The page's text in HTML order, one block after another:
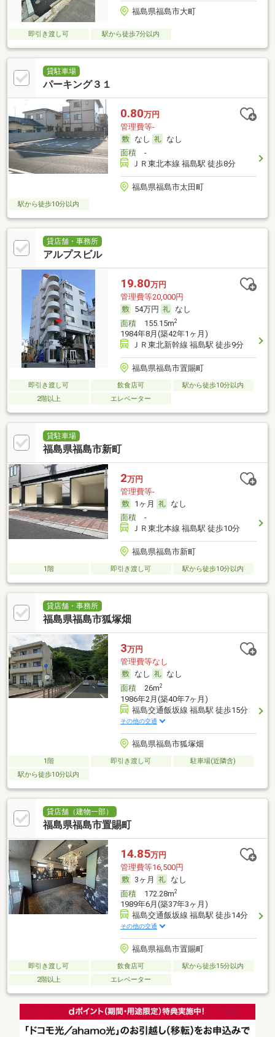
福島県福島市大町
即引き渡し可 駅から徒歩7分以内
貸駐車場
パーキング３１
0.80万円
管理費等-
なし
なし
面積-
ＪＲ東北本線 福島駅 徒歩8分
福島県福島市太田町
駅から徒歩10分以内
貸店舗・事務所
アルプスビル
19.80万円
管理費等20,000円
54万円
なし
面積155.15m2
1984年8月(築42年1ヶ月)
ＪＲ東北新幹線 福島駅 徒歩9分
福島県福島市置賜町
即引き渡し可 飲食店可
駅から徒歩10分以内
2階以上
エレベーター
貸駐車場
福島県福島市新町
2万円
管理費等-
1ヶ月
なし
面積-
ＪＲ東北本線 福島駅 徒歩10分
福島県福島市新町
1階 即引き渡し可 駅から徒歩10分以内
貸店舗・事務所
福島県福島市狐塚畑
3万円
管理費等なし
なし
なし
面積26m2
1986年2月(築40年7ヶ月)
福島交通飯坂線 福島駅 徒歩15分
その他の交通
福島県福島市狐塚畑
1階 即引き渡し可
駐車場(近隣含)
駅から徒歩10分以内
貸店舗（建物一部）
福島県福島市置賜町
14.85万円
管理費等16,500円
3ヶ月
なし
面積172.28m2
1989年6月(築37年3ヶ月)
福島交通飯坂線 福島駅 徒歩14分
その他の交通
福島県福島市置賜町
即引き渡し可 飲食店可
駅から徒歩15分以内
2階以上
エレベーター